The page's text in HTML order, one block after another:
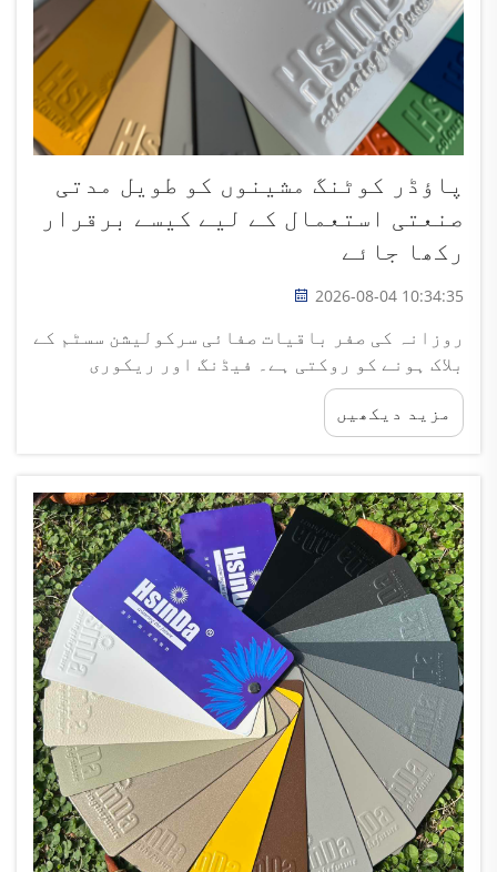
پاؤڈر کوٹنگ مشینوں کو طویل مدتی
صنعتی استعمال کے لیے کیسے برقرار
رکھا جائے
2026-08-04 10:34:35
روزانہ کی صفر باقیات صفائی سرکولیشن سسٹم کے
بلاک ہونے کو روکتی ہے۔ فیڈنگ اور ریکوری
یونٹس کے اندر ناپاک کردہ پاؤڈر کے باقیات
غیر منصوبہ بندہ پاؤڈر کوٹنگ مشین کے ڈاؤن
ٹائم کی اہم وجہ ہیں، جو قومی سطح پر ریکارڈ
مزید دیکھیں